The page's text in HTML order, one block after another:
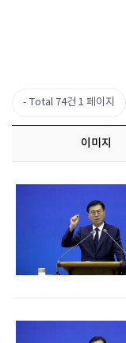
Total 74건 1 페이지
이미지